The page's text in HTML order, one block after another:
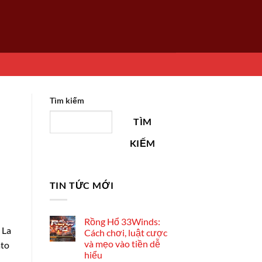
Tìm kiếm
TÌM
KIẾM
TIN TỨC MỚI
Rồng Hổ 33Winds:
Cách chơi, luật cược
và mẹo vào tiền dễ
hiểu